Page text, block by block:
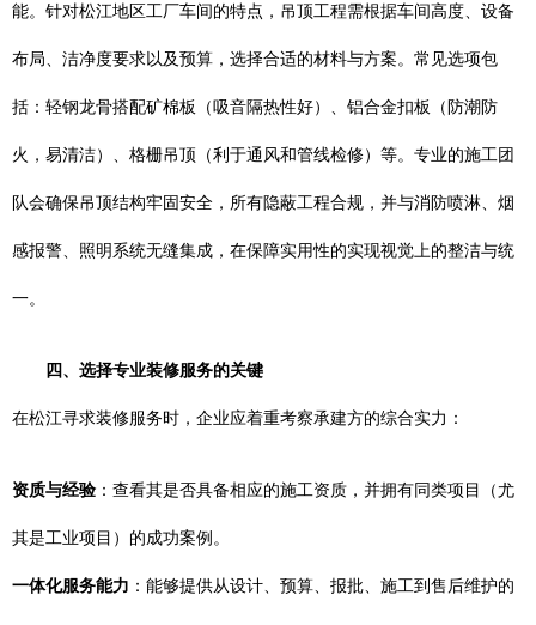
能。针对松江地区工厂车间的特点，吊顶工程需根据车间高度、设备
布局、洁净度要求以及预算，选择合适的材料与方案。常见选项包
括：轻钢龙骨搭配矿棉板（吸音隔热性好）、铝合金扣板（防潮防
火，易清洁）、格栅吊顶（利于通风和管线检修）等。专业的施工团
队会确保吊顶结构牢固安全，所有隐蔽工程合规，并与消防喷淋、烟
感报警、照明系统无缝集成，在保障实用性的实现视觉上的整洁与统
一。
四、选择专业装修服务的关键
在松江寻求装修服务时，企业应着重考察承建方的综合实力：
资质与经验 ：查看其是否具备相应的施工资质，并拥有同类项目（尤
其是工业项目）的成功案例。
一体化服务能力 ：能够提供从设计、预算、报批、施工到售后维护的